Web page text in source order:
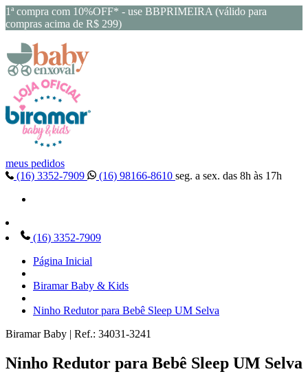
1ª compra com 10%OFF* - use BBPRIMEIRA (válido para
compras acima de R$ 299)
meus pedidos
(16) 3352-7909
(16) 98166-8610 seg. a sex. das 8h às 17h
(16) 3352-7909
Página Inicial
Biramar Baby & Kids
Ninho Redutor para Bebê Sleep UM Selva
Biramar Baby | Ref.: 34031-3241
Ninho Redutor para Bebê Sleep UM Selva